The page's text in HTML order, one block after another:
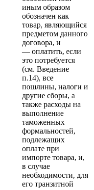
иным образом
обозначен как
товар, являющийся
предметом данного
договора, и
— оплатить, если
это потребуется
(см. Введение
п.14), все
пошлины, налоги и
другие сборы, а
также расходы на
выполнение
таможенных
формальностей,
подлежащих
оплате при
импорте товара, и,
в случае
необходимости, для
его транзитной